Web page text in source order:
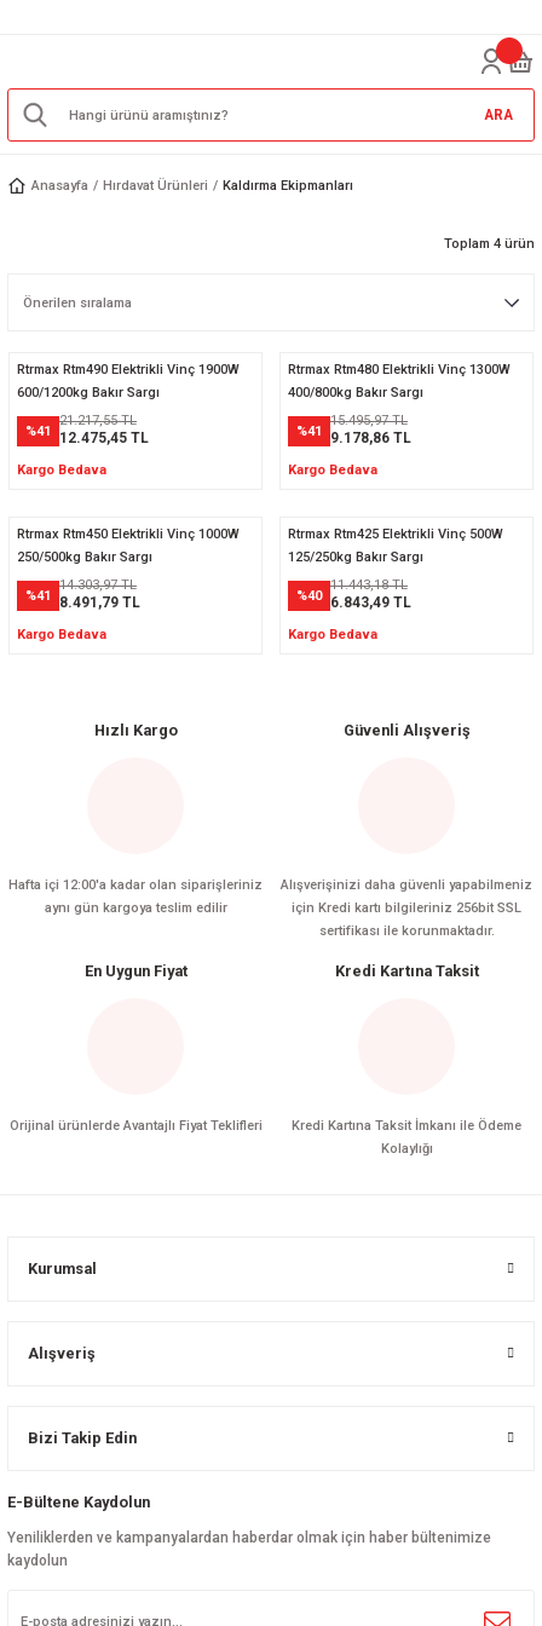
ARA
Anasayfa Hırdavat Ürünleri Kaldırma Ekipmanları
Toplam 4 ürün
Rtrmax Rtm490 Elektrikli Vinç 1900W
600/1200kg Bakır Sargı
%41
21.217,55 TL
12.475,45 TL
Kargo Bedava
Rtrmax Rtm480 Elektrikli Vinç 1300W
400/800kg Bakır Sargı
%41
15.495,97 TL
9.178,86 TL
Kargo Bedava
Rtrmax Rtm450 Elektrikli Vinç 1000W
250/500kg Bakır Sargı
%41
14.303,97 TL
8.491,79 TL
Kargo Bedava
Rtrmax Rtm425 Elektrikli Vinç 500W
125/250kg Bakır Sargı
%40
11.443,18 TL
6.843,49 TL
Kargo Bedava
Hızlı Kargo
Hafta içi 12:00'a kadar olan siparişleriniz
aynı gün kargoya teslim edilir
Güvenli Alışveriş
Alışverişinizi daha güvenli yapabilmeniz
için Kredi kartı bilgileriniz 256bit SSL
sertifikası ile korunmaktadır.
En Uygun Fiyat
Orijinal ürünlerde Avantajlı Fiyat Teklifleri
Kredi Kartına Taksit
Kredi Kartına Taksit İmkanı ile Ödeme
Kolaylığı
Kurumsal
Alışveriş
Bizi Takip Edin
E-Bültene Kaydolun
Yeniliklerden ve kampanyalardan haberdar olmak için haber bültenimize
kaydolun